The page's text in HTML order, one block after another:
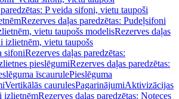
P veida sifoni, vietu taupoši
Rezerves daļas paredzētas: Pudeļsifoni
vietu taupošs modelisRezerves daļas
izlietnēm, vietu taupošs
sifoniRezerves daļas paredzētas:
pieslēgumiRezerves daļas paredzētas:
īscaurulePieslēguma
Vertikālās caurulesPagarinājumiAktivizācijas
izlietnēmRezerves daļas paredzētas: Noteces